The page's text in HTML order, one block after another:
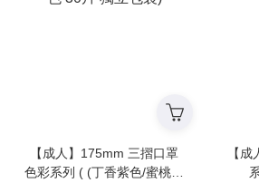
【成人】175mm 三摺口罩
色彩系列 ( (丁香紫色/蜜桃粉
【